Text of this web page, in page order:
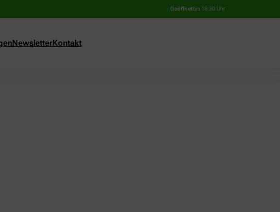
Geöffnetbis 18:30 Uhr
NewsletterKontakt